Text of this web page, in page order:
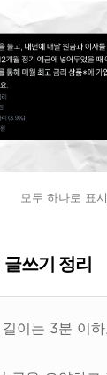
모두 하나로 표
쓰기 정리
길이는 3분 이